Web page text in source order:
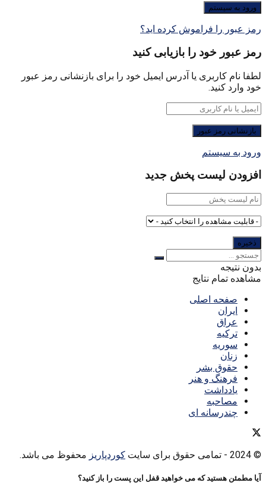
رمز عبور را فراموش کرده اید؟
رمز عبور خود را بازیابی کنید
لطفا نام کاربری یا آدرس ایمیل خود را برای بازنشانی رمز عبور
خود وارد کنید.
ورود به سیستم
افزودن لیست پخش جدید
بدون نتیجه
مشاهده تمام نتایج
صفحه اصلی
ایران
عراق
ترکیه
سوریه
زنان
حقوق بشر
فرهنگ و هنر
یادداشت
مصاحبه
چندرسانه ای
© 2024 - تمامی حقوق برای سایت کوردپاریز محفوظ می باشد.
آیا مطمئن هستید که می خواهید قفل این پست را باز کنید؟